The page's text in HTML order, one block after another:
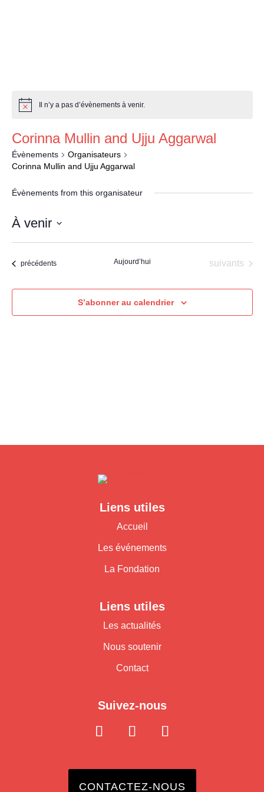
Il n’y a pas d’évènements à venir.
Corinna Mullin and Ujju Aggarwal
Évènements
Organisateurs
Corinna Mullin and Ujju Aggarwal
Évènements from this organisateur
À venir
date.Évènements
précédents Aujourd’hui Évènements
suivants
S’abonner au calendrier
Liens utiles
Accueil
Les événements
La Fondation
Liens utiles
Les actualités
Nous soutenir
Contact
Suivez-nous
CONTACTEZ-NOUS